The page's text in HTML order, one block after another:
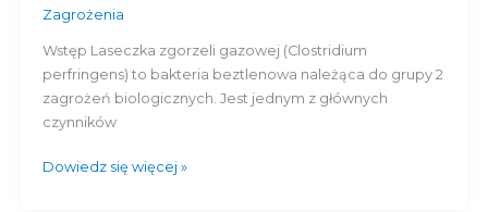
Zagrożenia
Wstęp Laseczka zgorzeli gazowej (Clostridium
perfringens) to bakteria beztlenowa należąca do grupy 2
zagrożeń biologicznych. Jest jednym z głównych
czynników
Zakażenia
Pracy
Dowiedz się więcej »